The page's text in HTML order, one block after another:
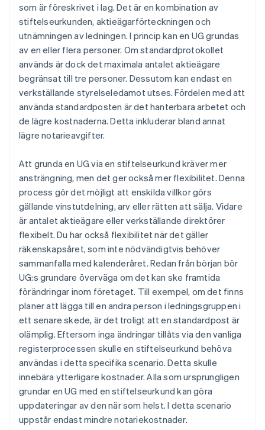
som är föreskrivet i lag. Det är en kombination av
stiftelseurkunden, aktieägarförteckningen och
utnämningen av ledningen. I princip kan en UG grundas
av en eller flera personer. Om standardprotokollet
används är dock det maximala antalet aktieägare
begränsat till tre personer. Dessutom kan endast en
verkställande styrelseledamot utses. Fördelen med att
använda standardposten är det hanterbara arbetet och
de lägre kostnaderna. Detta inkluderar bland annat
lägre notarieavgifter.
Att grunda en UG via en stiftelseurkund kräver mer
ansträngning, men det ger också mer flexibilitet. Denna
process gör det möjligt att enskilda villkor görs
gällande vinstutdelning, arv eller rätten att sälja. Vidare
är antalet aktieägare eller verkställande direktörer
flexibelt. Du har också flexibilitet när det gäller
räkenskapsåret, som inte nödvändigtvis behöver
sammanfalla med kalenderåret. Redan från början bör
UG:s grundare överväga om det kan ske framtida
förändringar inom företaget. Till exempel, om det finns
planer att lägga till en andra person i ledningsgruppen i
ett senare skede, är det troligt att en standardpost är
olämplig. Eftersom inga ändringar tillåts via den vanliga
registerprocessen skulle en stiftelseurkund behöva
användas i detta specifika scenario. Detta skulle
innebära ytterligare kostnader. Alla som ursprungligen
grundar en UG med en stiftelseurkund kan göra
uppdateringar av den när som helst. I detta scenario
uppstår endast mindre notariekostnader.